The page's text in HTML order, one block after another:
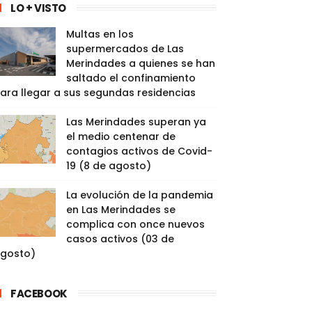
LO + VISTO
Multas en los
supermercados de Las
Merindades a quienes se han
saltado el confinamiento
llegar a sus segundas residencias
Las Merindades superan ya
el medio centenar de
contagios activos de Covid-
19 (8 de agosto)
La evolución de la pandemia
en Las Merindades se
complica con once nuevos
casos activos (03 de
FACEBOOK